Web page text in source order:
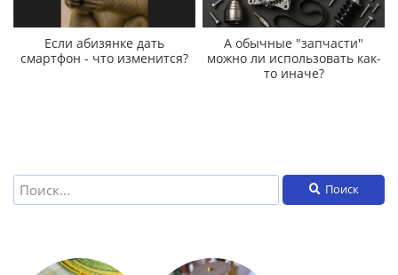
Если абизянке дать
смартфон - что изменится?
А обычные "запчасти"
можно ли использовать как-
то иначе?
Поиск